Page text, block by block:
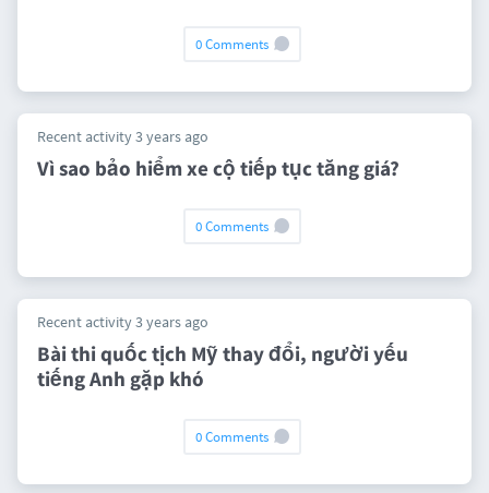
0 Comments
Recent activity 3 years ago
Vì sao bảo hiểm xe cộ tiếp tục tăng giá?
0 Comments
Recent activity 3 years ago
Bài thi quốc tịch Mỹ thay đổi, người yếu
tiếng Anh gặp khó
0 Comments